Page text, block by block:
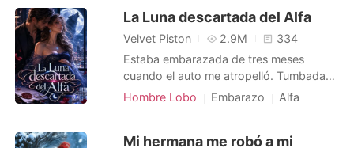
Salir
Instalar APP
La Luna descartada del Alfa
Velvet Piston 2.9M
334
Estaba embarazada de tres meses
cuando el auto me atropelló. Tumbada
en el suelo, apenas aferrándome a la
por fin desperté del dolor, vi una
Hombre Lobo Embarazo
Alfa
Mi hermana me robó a mi